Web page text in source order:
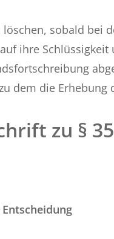
sobald bei
ihre
dem die Erhebung
zu § 35